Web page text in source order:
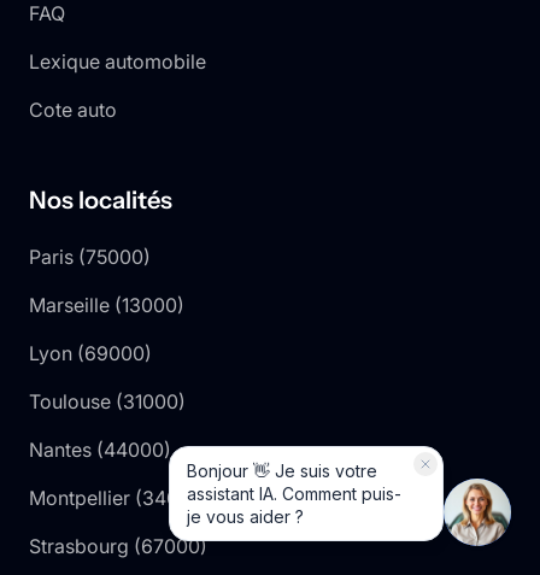
FAQ
Lexique automobile
Cote auto
Nos localités
Paris (75000)
Marseille (13000)
Lyon (69000)
Toulouse (31000)
Nantes (44000)
Montpellier (34000)
Strasbourg (67000)